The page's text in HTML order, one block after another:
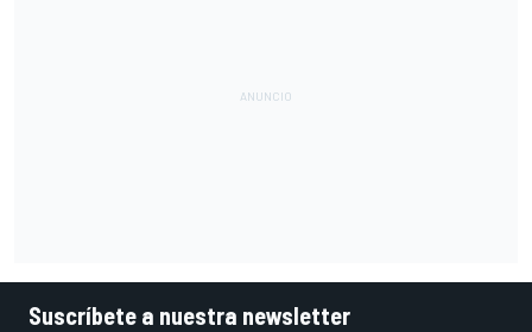
Suscríbete a nuestra newsletter